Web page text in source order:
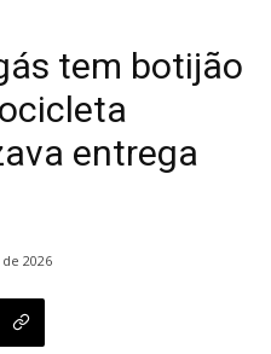
tem botijão
entrega
2026